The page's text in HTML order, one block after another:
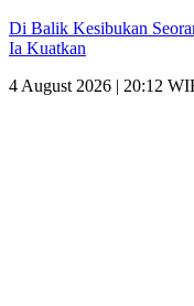
Di Balik Kesibukan
Ia Kuatkan
4 August 2026 | 20:12